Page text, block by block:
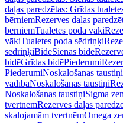
daļas paredzētas: Grīdas
bērniemRezerves daļas
bērniemTualetes poda vāki
vākiTualetes poda sēdriņķi
sēdriņķiBidēSienas bidē
bidēGrīdas bidēPiederumi
PiederumiNoskalošanas
vadībaNoskalošanas taustiņi
Noskalošanas taustiņiSigma
tvertnēmRezerves daļas
skalojamām tvertnēmOmega